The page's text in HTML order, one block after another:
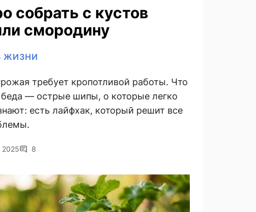
собрать с кустов
смородину
ЖИЗНИ
требует кропотливой работы. Что
беда — острые шипы, о которые легко
есть лайфхак, который решит все
2025 8